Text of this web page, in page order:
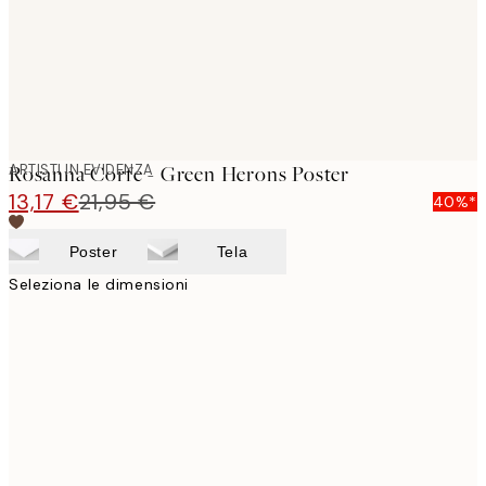
ARTISTI IN EVIDENZA
Rosanna Corfe - Green Herons Poster
13,17 €21,95 € 40%*
Poster Tela
Seleziona le dimensioni